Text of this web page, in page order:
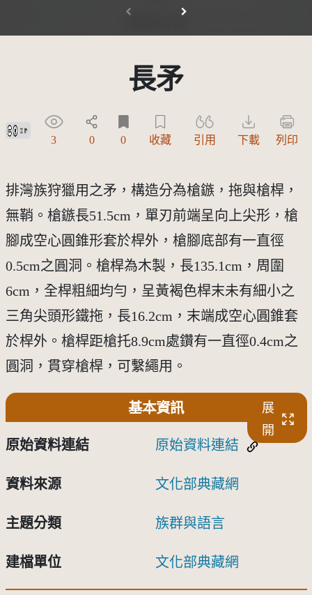
長矛
創用CC姓名標示 3.0 台灣及其後版本(CC BY 3.0 TW +)
3 0 0 收藏 引用 下載 列印
排灣族狩獵用之矛，構造分為槍鏃，拖與槍桿，
無鞘。槍鏃長51.5cm，單刃前端呈向上尖形，槍
腳成空心圓錐形套於桿外，槍腳底部有一直徑
0.5cm之圓洞。槍桿為木製，長135.1cm，周圍
6cm，全桿粗細均勻，呈黃褐色桿末未有細小之
三角尖頭形鐵拖，長16.2cm，末端成空心圓錐套
於桿外。槍桿距槍托8.9cm處鑽有一直徑0.4cm之
圓洞，貫穿槍桿，可繫繩用。
基本資訊
展
開
原始資料連結 原始資料連結
資料來源 文化部典藏網
主題分類 族群與語言
建檔單位 文化部典藏網